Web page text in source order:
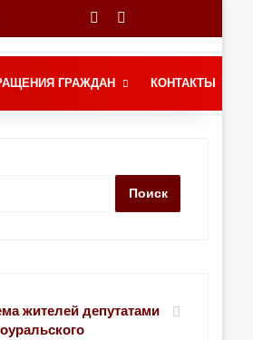
Переключение скина
ГРАЖДАН КОНТАКТЫ
жителей депутатами